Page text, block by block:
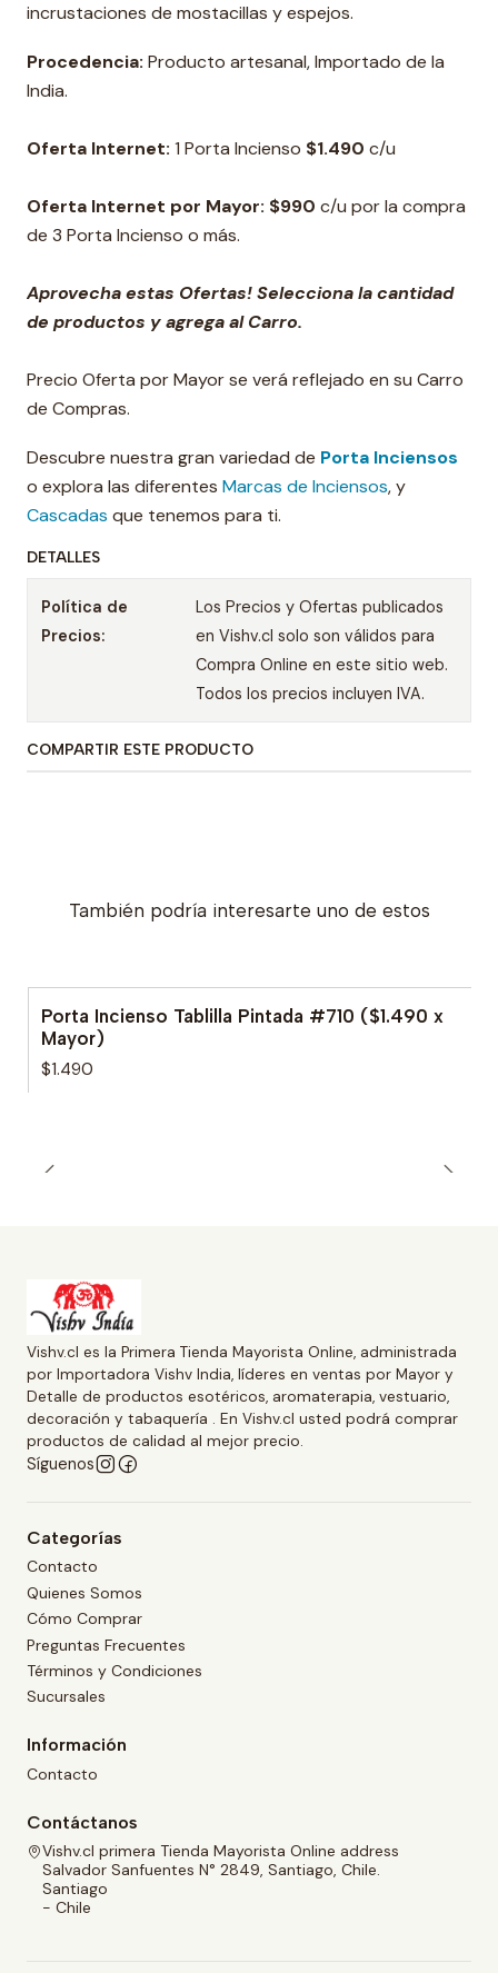
incrustaciones de mostacillas y espejos.
Procedencia: Producto artesanal, Importado de la
India.
Oferta Internet: 1 Porta Incienso $1.490 c/u
Oferta Internet por Mayor: $990 c/u por la compra
de 3 Porta Incienso o más.
Aprovecha estas Ofertas! Selecciona la cantidad
de productos y agrega al Carro.
Precio Oferta por Mayor se verá reflejado en su Carro
de Compras.
Descubre nuestra gran variedad de Porta Inciensos
o explora las diferentes Marcas de Inciensos, y
Cascadas que tenemos para ti.
DETALLES
Política de
Precios:
Los Precios y Ofertas publicados
en Vishv.cl solo son válidos para
Compra Online en este sitio web.
Todos los precios incluyen IVA.
COMPARTIR ESTE PRODUCTO
También podría interesarte uno de estos
Porta Incienso Tablilla Pintada #710 ($1.490 x
Mayor)
$1.490
Vishv.cl es la Primera Tienda Mayorista Online, administrada
por Importadora Vishv India, líderes en ventas por Mayor y
Detalle de productos esotéricos, aromaterapia, vestuario,
decoración y tabaquería . En Vishv.cl usted podrá comprar
productos de calidad al mejor precio.
Síguenos
Categorías
Contacto
Quienes Somos
Cómo Comprar
Preguntas Frecuentes
Términos y Condiciones
Sucursales
Información
Contacto
Contáctanos
Vishv.cl primera Tienda Mayorista Online address
Salvador Sanfuentes N° 2849, Santiago, Chile.
Santiago
- Chile